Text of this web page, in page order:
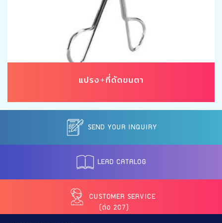
แปรง+ที่ดัดขนตา
SEND YOUR INQUIRY
LEAD CATALOG
CUSTOMER SERVICE
(ต่อ 207)